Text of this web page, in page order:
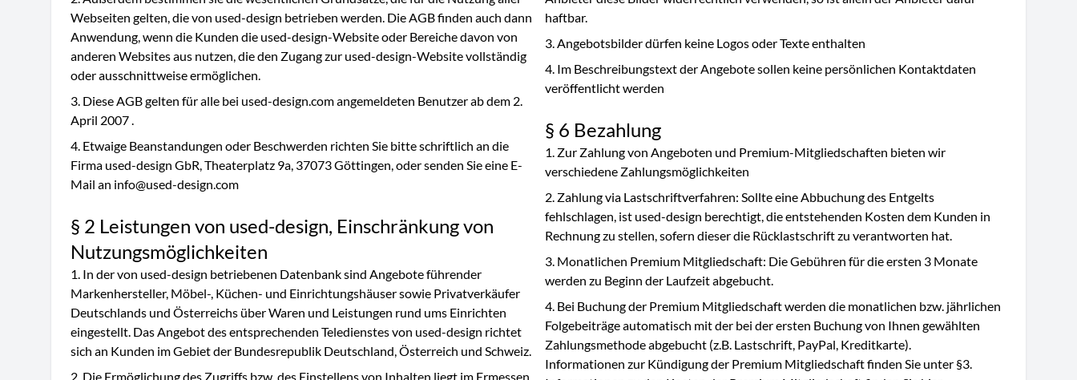
Webseiten gelten, die von used-design betrieben werden. Die AGB finden auch dann
Anwendung, wenn die Kunden die used-design-Website oder Bereiche davon von
anderen Websites aus nutzen, die den Zugang zur used-design-Website vollständig
oder ausschnittweise ermöglichen.
Diese AGB gelten für alle bei used-design.com angemeldeten Benutzer ab dem 2.
April 2007 .
Etwaige Beanstandungen oder Beschwerden richten Sie bitte schriftlich an die
Firma used-design GbR, Theaterplatz 9a, 37073 Göttingen, oder senden Sie eine E-
Mail an info@used-design.com
§ 2 Leistungen von used-design, Einschränkung von
Nutzungsmöglichkeiten
In der von used-design betriebenen Datenbank sind Angebote führender
Markenhersteller, Möbel-, Küchen- und Einrichtungshäuser sowie Privatverkäufer
Deutschlands und Österreichs über Waren und Leistungen rund ums Einrichten
eingestellt. Das Angebot des entsprechenden Teledienstes von used-design richtet
sich an Kunden im Gebiet der Bundesrepublik Deutschland, Österreich und Schweiz.
Die Ermöglichung des Zugriffs bzw. des Einstellens von Inhalten liegt im Ermessen
haftbar.
Angebotsbilder dürfen keine Logos oder Texte enthalten
Im Beschreibungstext der Angebote sollen keine persönlichen Kontaktdaten
veröffentlicht werden
§ 6 Bezahlung
Zur Zahlung von Angeboten und Premium-Mitgliedschaften bieten wir
verschiedene Zahlungsmöglichkeiten
Zahlung via Lastschriftverfahren: Sollte eine Abbuchung des Entgelts
fehlschlagen, ist used-design berechtigt, die entstehenden Kosten dem Kunden in
Rechnung zu stellen, sofern dieser die Rücklastschrift zu verantworten hat.
Monatlichen Premium Mitgliedschaft: Die Gebühren für die ersten 3 Monate
werden zu Beginn der Laufzeit abgebucht.
Bei Buchung der Premium Mitgliedschaft werden die monatlichen bzw. jährlichen
Folgebeiträge automatisch mit der bei der ersten Buchung von Ihnen gewählten
Zahlungsmethode abgebucht (z.B. Lastschrift, PayPal, Kreditkarte).
Informationen zur Kündigung der Premium Mitgliedschaft finden Sie unter §3.